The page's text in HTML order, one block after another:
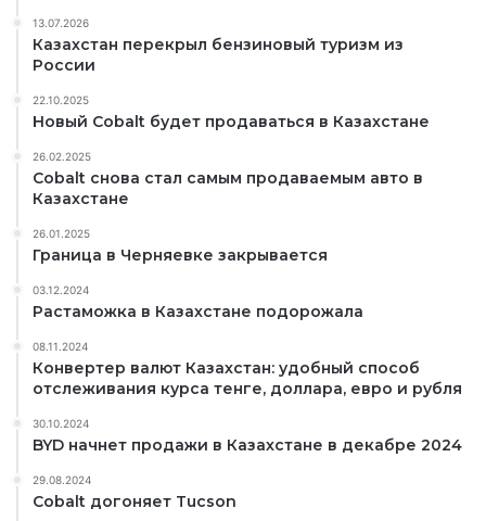
13.07.2026
Казахстан перекрыл бензиновый туризм из
России
22.10.2025
Новый Cobalt будет продаваться в Казахстане
26.02.2025
Cobalt снова стал самым продаваемым авто в
Казахстане
26.01.2025
Граница в Черняевке закрывается
03.12.2024
Растаможка в Казахстане подорожала
08.11.2024
Конвертер валют Казахстан: удобный способ
отслеживания курса тенге, доллара, евро и рубля
30.10.2024
BYD начнет продажи в Казахстане в декабре 2024
29.08.2024
Cobalt догоняет Tucson